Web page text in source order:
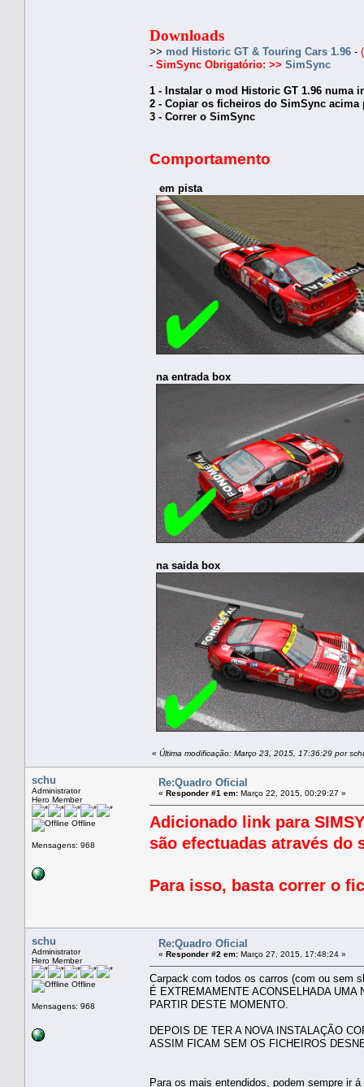
Downloads
>> mod Historic GT & Touring Cars 1.96 -
- SimSync Obrigatório: >> SimSync
1 - Instalar o mod Historic GT 1.96 numa
2 - Copiar os ficheiros do SimSync acima
3 - Correr o SimSync
Comportamento
em pista
na entrada box
na saida box
« Última modificação: Março 23, 2015, 17:36:29 por
schu
Administrator
Hero Member
Offline
Mensagens: 968
Re:Quadro Oficial
« Responder #1 em: Março 22, 2015, 00:29:27 »
Adicionado link para
são efectuadas através do
Para isso, basta correr o
schu
Administrator
Hero Member
Offline
Mensagens: 968
Re:Quadro Oficial
« Responder #2 em: Março 27, 2015, 17:48:24 »
Carpack com todos os carros (com ou sem
É EXTREMAMENTE ACONSELHADA UMA
PARTIR DESTE MOMENTO.
DEPOIS DE TER A NOVA INSTALAÇÃO
ASSIM FICAM SEM OS FICHEIROS
Para os mais entendidos, podem sempre ir